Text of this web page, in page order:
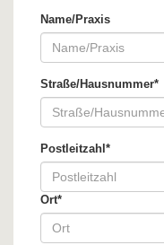
Name/Praxis
Straße/Hausnummer*
Postleitzahl*
Ort*